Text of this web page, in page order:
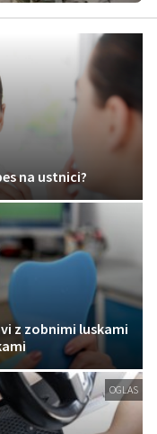
na ustnici?
z zobnimi luskami
OGLAS